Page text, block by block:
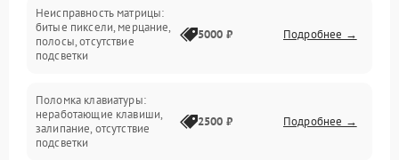
Программные ошибки
Электрические и системные сбои
Интерфейсные проблемы
Батарея
Неисправность матрицы:
битые пиксели, мерцание,
полосы, отсутствие
подсветки
5000 ₽ Подробнее →
Поломка клавиатуры:
неработающие клавиши,
залипание, отсутствие
подсветки
2500 ₽ Подробнее →